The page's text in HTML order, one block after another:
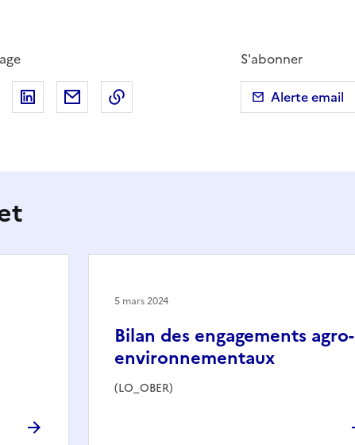
sur Facebook
Partager sur X (anciennement Twitter)
Partager sur LinkedIn
Partager par emailCopier dans le presse-papier
S'abonner
Alerte email
Bilan des engagements agro-
environnementaux
(LO_OBER)
5 mars 2024